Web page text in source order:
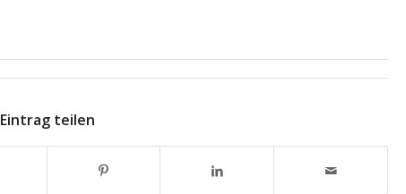
Eintrag teilen